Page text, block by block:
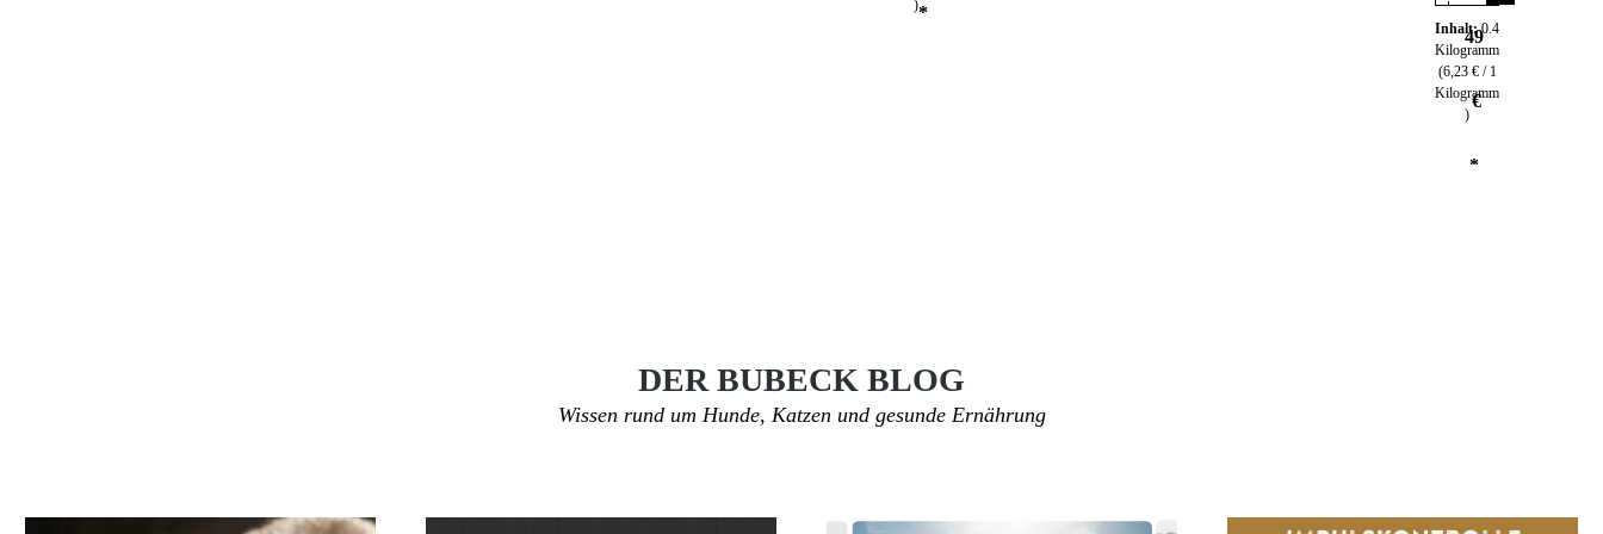
)*
Inhalt:0.4
Kilogramm
(6,23 € / 1
Kilogramm
)
49
€
*
DER BUBECK BLOG
Wissen rund um Hunde, Katzen und gesunde Ernährung